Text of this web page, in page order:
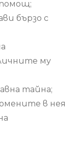
бързо с
му
тайна;
в нея